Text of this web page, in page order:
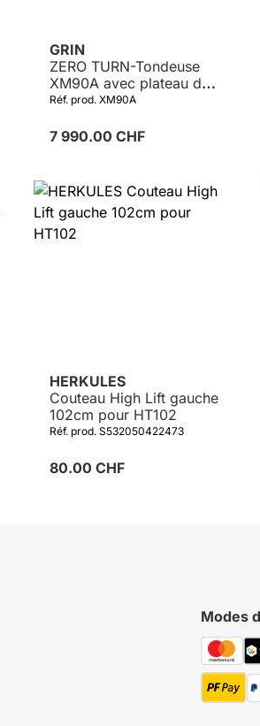
GRIN
ZERO TURN-Tondeuse
XM90A avec plateau de
coupe 90cm GRIN MAXI-
Réf. prod. XM90A
7 990.00 CHF
Détails
HERKULES
Couteau High Lift gauche
102cm pour HT102
Réf. prod. S532050422473
80.00 CHF
Modes